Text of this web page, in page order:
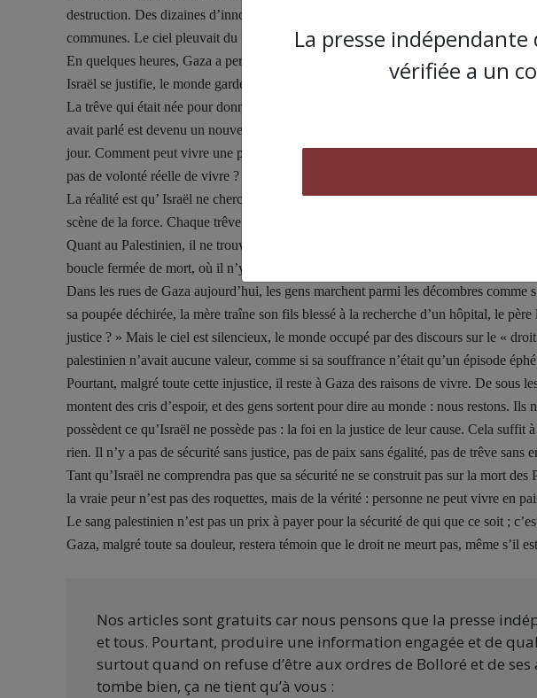
destruction. Des dizaines d’innocents sont tombés, des familles entières ont été
communes. Le ciel pleuvait du feu, la terre se resserrait autour des corps des morts.
En quelques heures, Gaza a perdu ce qui lui restait de traits, tandis que le monde
Israël se justifie, le monde garde le silence, et seuls les Palestiniens paient le prix.
La trêve qui était née pour donner aux gens la sécurité s’est transformée en une
avait parlé est devenu un nouveau massacre. Comme si chaque accord dans ce
jour. Comment peut vivre une paix dans une terre encore sous occupation ? Et
pas de volonté réelle de vivre ?
La réalité est qu’ Israël ne cherche pas une paix durable, mais des instants de
scène de la force. Chaque trêve pour elle est une opportunité de reprendre son
Quant au Palestinien, il ne trouve aucun moment de repos ni pour enterrer ses morts
boucle fermée de mort, où il n’y a ni commencement ni fin, seulement la continuité
Dans les rues de Gaza aujourd’hui, les gens marchent parmi les décombres comme
sa poupée déchirée, la mère traîne son fils blessé à la recherche d’un hôpital, le
justice ? » Mais le ciel est silencieux, le monde occupé par des discours sur le «
palestinien n’avait aucune valeur, comme si sa souffrance n’était qu’un épisode
Pourtant, malgré toute cette injustice, il reste à Gaza des raisons de vivre. De sous
montent des cris d’espoir, et des gens sortent pour dire au monde : nous restons. Ils
possèdent ce qu’Israël ne possède pas : la foi en la justice de leur cause. Cela suffit
rien. Il n’y a pas de sécurité sans justice, pas de paix sans égalité, pas de trêve sans
Tant qu’Israël ne comprendra pas que sa sécurité ne se construit pas sur la mort
la vraie peur n’est pas des roquettes, mais de la vérité : personne ne peut vivre en
Le sang palestinien n’est pas un prix à payer pour la sécurité de qui que ce soit ;
Gaza, malgré toute sa douleur, restera témoin que le droit ne meurt pas, même s’il
Nos articles sont gratuits car nous pensons que la presse
et tous. Pourtant, produire une information engagée et de
surtout quand on refuse d’être aux ordres de Bolloré et de
tombe bien, ça ne tient qu’à vous :
La presse
vérifiée a un